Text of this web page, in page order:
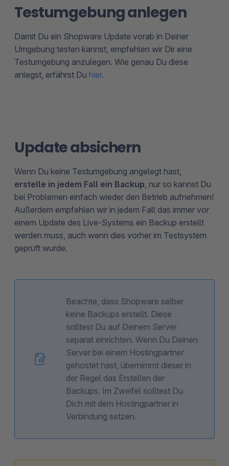
Testumgebung anlegen
Damit Du ein Shopware Update vorab in Deiner
Umgebung testen kannst, empfehlen wir Dir eine
Testumgebung anzulegen. Wie genau Du diese
anlegst, erfährst Du hier.
Update absichern
Wenn Du keine Testumgebung angelegt hast,
erstelle in jedem Fall ein Backup , nur so kannst Du
bei Problemen einfach wieder den Betrieb aufnehmen!
Außerdem empfehlen wir in jedem Fall das immer vor
einem Update des Live-Systems ein Backup erstellt
werden muss, auch wenn dies vorher im Testsystem
geprüft wurde.
Beachte, dass Shopware selber
keine Backups erstellt. Diese
solltest Du auf Deinem Server
separat einrichten. Wenn Du Deinen
Server bei einem Hostingpartner
gehostet hast, übernimmt dieser in
der Regel das Erstellen der
Backups. Im Zweifel solltest Du
Dich mit dem Hostingpartner in
Verbindung setzen.